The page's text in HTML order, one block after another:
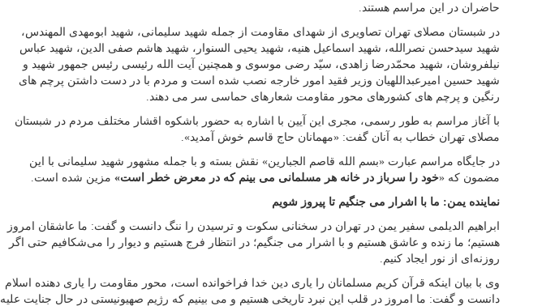
حاضران در این مراسم هستند.
در شبستان مصلای تهران تصاویری از شهدای مقاومت از جمله شهید سلیمانی، شهید ابومهدی المهندس،
شهید سیدحسن نصرالله، شهید اسماعیل هنیه، شهید یحیی السنوار، شهید هاشم صفی الدین، شهید عباس
نیلفروشان، شهید محمّدرضا زاهدی، سیّد رضی موسوی و همچنین آیت الله رئیسی رئیس جمهور شهید و
شهید حسین امیرعبداللهیان وزیر فقید امور خارجه نصب شده است و مردم با در دست داشتن پرچم های
رنگین و پرچم های کشورهای محور مقاومت شعارهای حماسی سر می دهند.
با آغاز مراسم به طور رسمی، مجری این آیین با اشاره به حضور باشکوه اقشار مختلف مردم در شبستان
مصلای تهران خطاب به آنان گفت: «مهمانان حاج قاسم خوش آمدید».
در جایگاه مراسم عبارت «بسم الله قاصم الجبارین» نقش بسته و با جمله مشهور شهید سلیمانی با این
مضمون که «خود را سرباز در خانه هر مسلمانی می بینم که در معرض خطر است» مزین شده است.
نماینده یمن: ما با اشرار می جنگیم تا پیروز شویم
ابراهیم الدیلمی سفیر یمن در تهران در سخنانی سکوت و ترسیدن را ننگ دانست و گفت: ما عاشقان امروز
هستیم؛ ما زنده و عاشق هستیم و با اشرار می جنگیم؛ در انتظار فرج هستیم و دیوار را می‌شکافیم حتی اگر
روزنه‌ای از نور ایجاد کنیم.
وی با بیان اینکه قرآن کریم مسلمانان را یاری دین خدا فراخوانده است، محور مقاومت را یاری دهنده اسلام
دانست و گفت: ما امروز در قلب این نبرد تاریخی هستیم و می بینیم که رژیم صهیونیستی در حال جنایت علیه